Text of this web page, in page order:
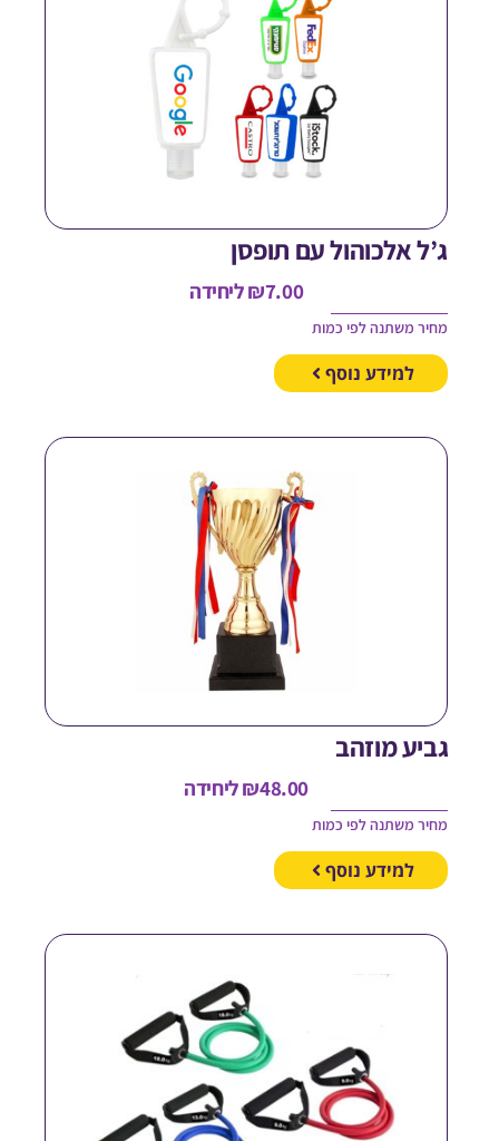
אלכוהול עם תופסן
ליחידה
משתנה לפי כמות
למידע נוסף
מוזהב
₪ליחידה
משתנה לפי כמות
למידע נוסף